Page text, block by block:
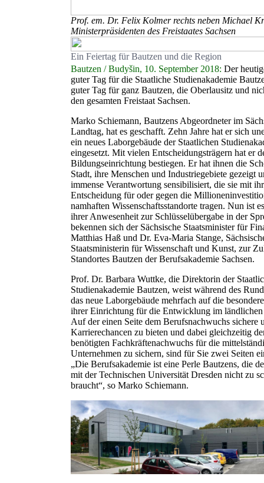
Prof. em. Dr. Felix Kolmer rechts neben Michael
Ministerpräsidenten des Freistaates Sachsen
Ein Feiertag für Bautzen und die Region
Bautzen / Budyšin, 10. September 2018: Der
guter Tag für die Staatliche Studienakademie
guter Tag für ganz Bautzen, die Oberlausitz und
den gesamten Freistaat Sachsen.
Marko Schiemann, Bautzens Abgeordneter im
Landtag, hat es geschafft. Zehn Jahre hat er sich
ein neues Laborgebäude der Staatlichen
eingesetzt. Mit vielen Entscheidungsträgern hat er
Bildungseinrichtung bestiegen. Er hat ihnen die
Stadt, ihre Menschen und Industriegebiete gezeigt
immense Verantwortung sensibilisiert, die sie mit
Entscheidung für oder gegen die
namhaften Wissenschaftsstandorte tragen. Nun ist
ihrer Anwesenheit zur Schlüsselübergabe in der
bekennen sich der Sächsische Staatsminister für
Matthias Haß und Dr. Eva-Maria Stange,
Staatsministerin für Wissenschaft und Kunst, zur
Standortes Bautzen der Berufsakademie Sachsen.
Prof. Dr. Barbara Wuttke, die Direktorin der
Studienakademie Bautzen, weist während des
das neue Laborgebäude mehrfach auf die
ihrer Einrichtung für die Entwicklung im
Auf der einen Seite dem Berufsnachwuchs sichere
Karrierechancen zu bieten und dabei gleichzeitig
benötigten Fachkräftenachwuchs für die
Unternehmen zu sichern, sind für Sie zwei Seiten
„Die Berufsakademie ist eine Perle Bautzens, die
mit der Technischen Universität Dresden nicht zu
braucht“, so Marko Schiemann.